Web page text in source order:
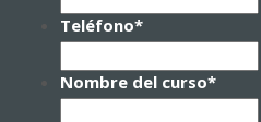
Teléfono*
Nombre del curso*